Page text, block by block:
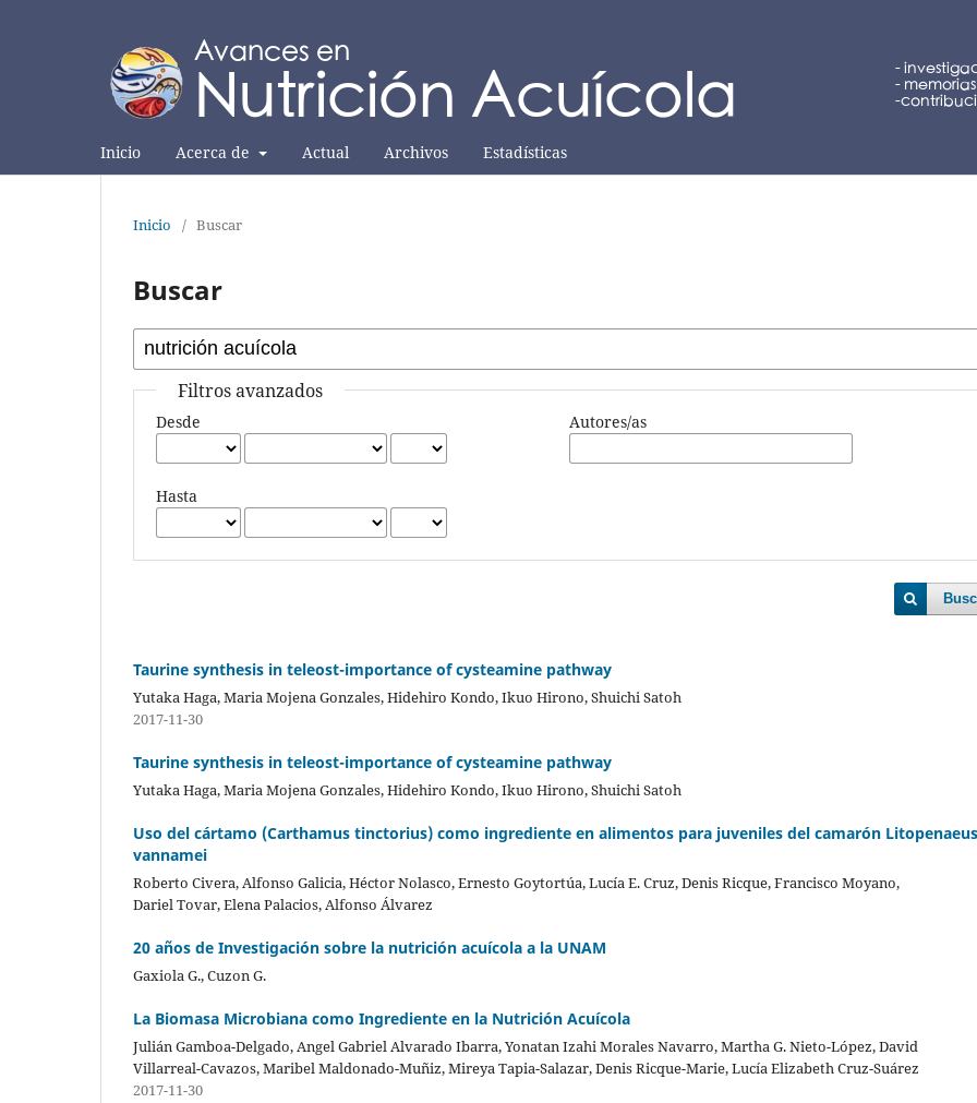
Inicio Acerca de Actual Archivos Estadísticas
Inicio / Buscar
Buscar
Filtros avanzados
Desde
Hasta
Autores/as
Taurine synthesis in teleost-importance of cysteamine pathway
Yutaka Haga, Maria Mojena Gonzales, Hidehiro Kondo, Ikuo Hirono, Shuichi Satoh
2017-11-30
Taurine synthesis in teleost-importance of cysteamine pathway
Yutaka Haga, Maria Mojena Gonzales, Hidehiro Kondo, Ikuo Hirono, Shuichi Satoh
Uso del cártamo (Carthamus tinctorius) como ingrediente en alimentos para juveniles del camarón Litopenaeus
vannamei
Roberto Civera, Alfonso Galicia, Héctor Nolasco, Ernesto Goytortúa, Lucía E. Cruz, Denis Ricque, Francisco Moyano,
Dariel Tovar, Elena Palacios, Alfonso Álvarez
20 años de Investigación sobre la nutrición acuícola a la UNAM
Gaxiola G., Cuzon G.
La Biomasa Microbiana como Ingrediente en la Nutrición Acuícola
Julián Gamboa-Delgado, Angel Gabriel Alvarado Ibarra, Yonatan Izahi Morales Navarro, Martha G. Nieto-López, David
Villarreal-Cavazos, Maribel Maldonado-Muñiz, Mireya Tapia-Salazar, Denis Ricque-Marie, Lucía Elizabeth Cruz-Suárez
2017-11-30